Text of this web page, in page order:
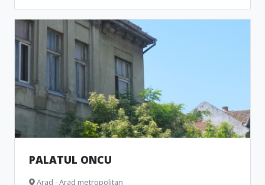
PALATUL ONCU
Arad - Arad metropolitan